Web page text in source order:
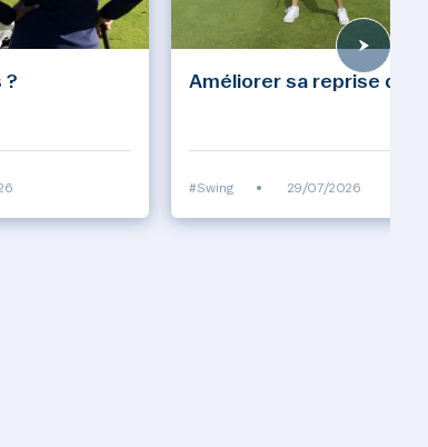
? Améliorer sa reprise
#Swing • 29/07/2026